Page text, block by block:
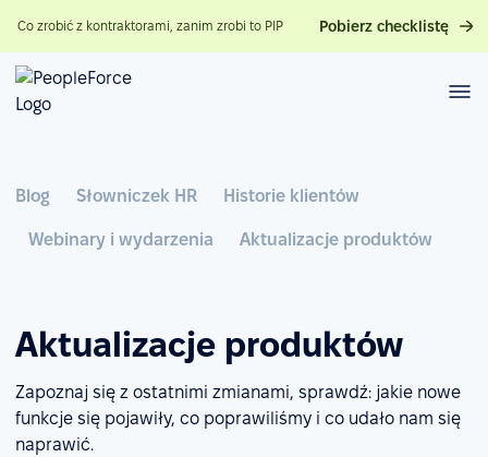
Co zrobić z kontraktorami, zanim zrobi to PIP Pobierz checklistę
Blog Słowniczek HR Historie klientów
Webinary i wydarzenia Aktualizacje produktów
Aktualizacje produktów
Zapoznaj się z ostatnimi zmianami, sprawdź: jakie nowe
funkcje się pojawiły, co poprawiliśmy i co udało nam się
naprawić.